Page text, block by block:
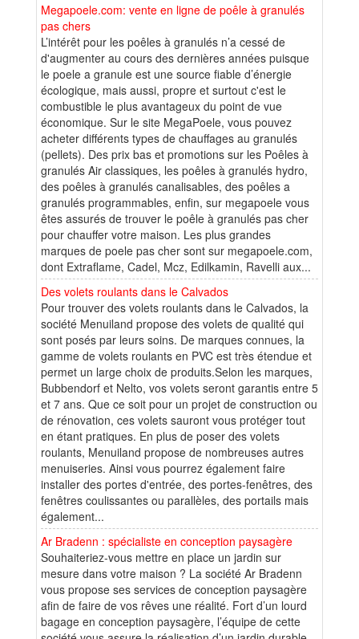
Megapoele.com: vente en ligne de poêle à granulés
pas chers
L’intérêt pour les poêles à granulés n’a cessé de
d'augmenter au cours des dernières années puisque
le poele a granule est une source fiable d’énergie
écologique, mais aussi, propre et surtout c'est le
combustible le plus avantageux du point de vue
économique. Sur le site MegaPoele, vous pouvez
acheter différents types de chauffages au granulés
(pellets). Des prix bas et promotions sur les Poêles à
granulés Air classiques, les poêles à granulés hydro,
des poêles à granulés canalisables, des poêles a
granulés programmables, enfin, sur megapoele vous
êtes assurés de trouver le poêle à granulés pas cher
pour chauffer votre maison. Les plus grandes
marques de poele pas cher sont sur megapoele.com,
dont Extraflame, Cadel, Mcz, Edilkamin, Ravelli aux...
Des volets roulants dans le Calvados
Pour trouver des volets roulants dans le Calvados, la
société Menuiland propose des volets de qualité qui
sont posés par leurs soins. De marques connues, la
gamme de volets roulants en PVC est très étendue et
permet un large choix de produits.Selon les marques,
Bubbendorf et Nelto, vos volets seront garantis entre 5
et 7 ans. Que ce soit pour un projet de construction ou
de rénovation, ces volets sauront vous protéger tout
en étant pratiques. En plus de poser des volets
roulants, Menuiland propose de nombreuses autres
menuiseries. Ainsi vous pourrez également faire
installer des portes d'entrée, des portes-fenêtres, des
fenêtres coulissantes ou parallèles, des portails mais
également...
Ar Bradenn : spécialiste en conception paysagère
Souhaiteriez-vous mettre en place un jardin sur
mesure dans votre maison ? La société Ar Bradenn
vous propose ses services de conception paysagère
afin de faire de vos rêves une réalité. Fort d’un lourd
bagage en conception paysagère, l’équipe de cette